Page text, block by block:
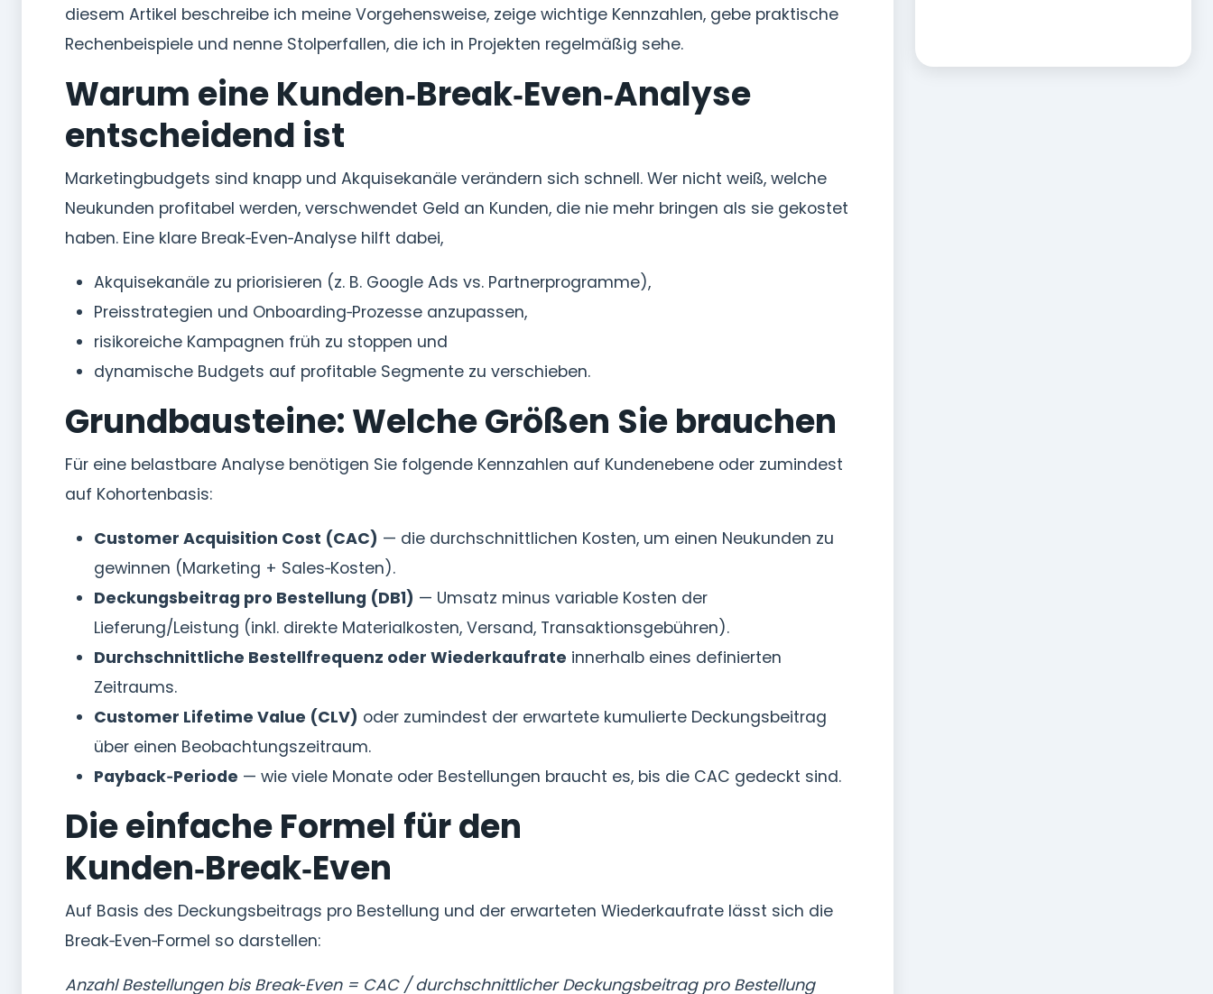
diesem Artikel beschreibe ich meine Vorgehensweise, zeige wichtige Kennzahlen, gebe praktische
Rechenbeispiele und nenne Stolperfallen, die ich in Projekten regelmäßig sehe.
Warum eine Kunden‑Break‑Even‑Analyse
entscheidend ist
Marketingbudgets sind knapp und Akquisekanäle verändern sich schnell. Wer nicht weiß, welche
Neukunden profitabel werden, verschwendet Geld an Kunden, die nie mehr bringen als sie gekostet
haben. Eine klare Break‑Even‑Analyse hilft dabei,
Akquisekanäle zu priorisieren (z. B. Google Ads vs. Partnerprogramme),
Preisstrategien und Onboarding‑Prozesse anzupassen,
risikoreiche Kampagnen früh zu stoppen und
dynamische Budgets auf profitable Segmente zu verschieben.
Grundbausteine: Welche Größen Sie brauchen
Für eine belastbare Analyse benötigen Sie folgende Kennzahlen auf Kundenebene oder zumindest
auf Kohortenbasis:
Customer Acquisition Cost (CAC) — die durchschnittlichen Kosten, um einen Neukunden zu
gewinnen (Marketing + Sales‑Kosten).
Deckungsbeitrag pro Bestellung (DB1) — Umsatz minus variable Kosten der
Lieferung/Leistung (inkl. direkte Materialkosten, Versand, Transaktionsgebühren).
Durchschnittliche Bestellfrequenz oder Wiederkaufrate innerhalb eines definierten
Zeitraums.
Customer Lifetime Value (CLV) oder zumindest der erwartete kumulierte Deckungsbeitrag
über einen Beobachtungszeitraum.
Payback‑Periode — wie viele Monate oder Bestellungen braucht es, bis die CAC gedeckt sind.
Die einfache Formel für den
Kunden‑Break‑Even
Auf Basis des Deckungsbeitrags pro Bestellung und der erwarteten Wiederkaufrate lässt sich die
Break‑Even‑Formel so darstellen:
Anzahl Bestellungen bis Break‑Even = CAC / durchschnittlicher Deckungsbeitrag pro Bestellung